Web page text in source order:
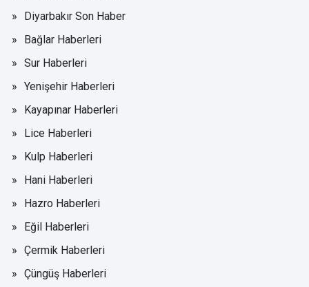
Diyarbakır Son Haber
Bağlar Haberleri
Sur Haberleri
Yenişehir Haberleri
Kayapınar Haberleri
Lice Haberleri
Kulp Haberleri
Hani Haberleri
Hazro Haberleri
Eğil Haberleri
Çermik Haberleri
Çüngüş Haberleri